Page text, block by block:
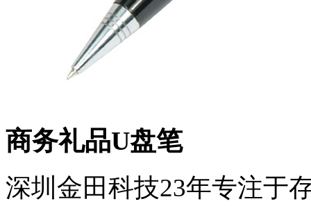
商务礼品U盘笔
深圳金田科技23年专注于